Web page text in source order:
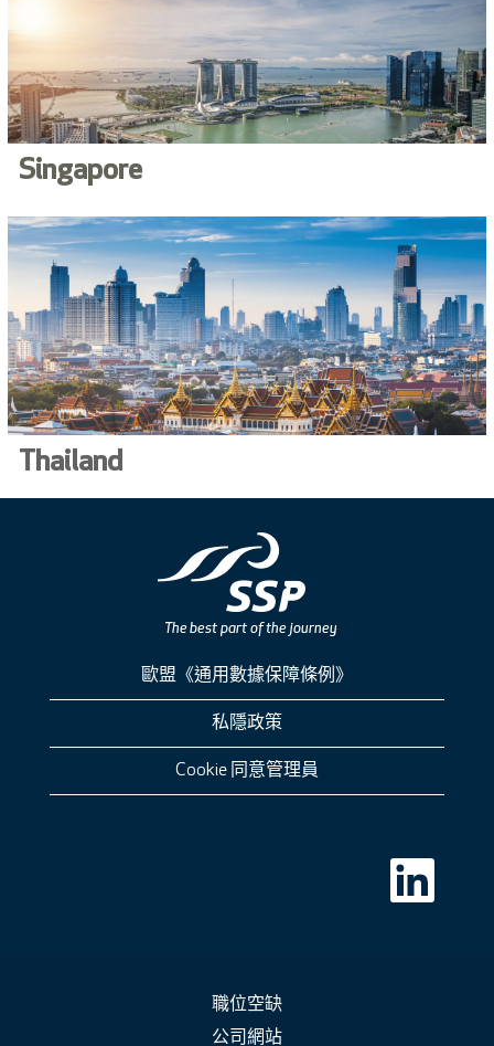
Singapore
Thailand
歐盟《通用數據保障條例》
私隱政策
Cookie 同意管理員
在
新
索
職位空缺
公司網站